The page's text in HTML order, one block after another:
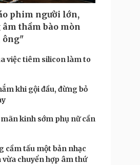
Podcast
Đọc truyện đêm khuya
Cửa sổ tình yêu
Kể chuyện cho bé
phim người lớn,
âm thầm bào mòn
ông"
việc tiêm silicon làm to
khi gội đầu, đừng bỏ
kinh sớm phụ nữ cần
cầm tấu một bản nhạc
vừa chuyển hợp âm thứ